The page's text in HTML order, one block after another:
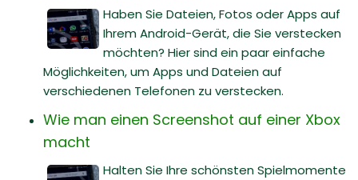
Haben Sie Dateien, Fotos oder Apps auf
Ihrem Android-Gerät, die Sie verstecken
möchten? Hier sind ein paar einfache
Möglichkeiten, um Apps und Dateien auf
verschiedenen Telefonen zu verstecken.
Wie man einen Screenshot auf einer Xbox
macht
Halten Sie Ihre schönsten Spielmomente